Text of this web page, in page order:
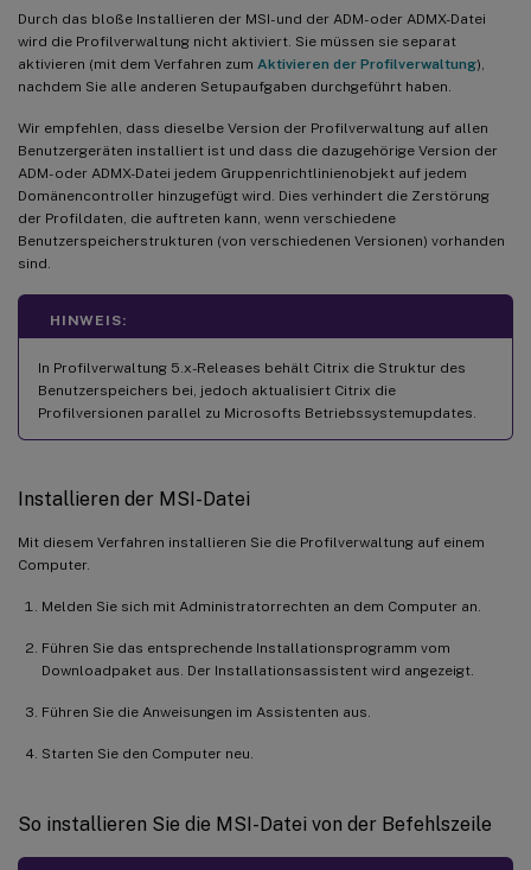
Durch das bloße Installieren der MSI- und der ADM- oder ADMX-Datei
wird die Profilverwaltung nicht aktiviert. Sie müssen sie separat
aktivieren (mit dem Verfahren zum Aktivieren der Profilverwaltung),
nachdem Sie alle anderen Setupaufgaben durchgeführt haben.
Wir empfehlen, dass dieselbe Version der Profilverwaltung auf allen
Benutzergeräten installiert ist und dass die dazugehörige Version der
ADM- oder ADMX-Datei jedem Gruppenrichtlinienobjekt auf jedem
Domänencontroller hinzugefügt wird. Dies verhindert die Zerstörung
der Profildaten, die auftreten kann, wenn verschiedene
Benutzerspeicherstrukturen (von verschiedenen Versionen) vorhanden
sind.
HINWEIS:
In Profilverwaltung 5.x-Releases behält Citrix die Struktur des
Benutzerspeichers bei, jedoch aktualisiert Citrix die
Profilversionen parallel zu Microsofts Betriebssystemupdates.
Installieren der MSI-Datei
Mit diesem Verfahren installieren Sie die Profilverwaltung auf einem
Computer.
Melden Sie sich mit Administratorrechten an dem Computer an.
Führen Sie das entsprechende Installationsprogramm vom
Downloadpaket aus. Der Installationsassistent wird angezeigt.
Führen Sie die Anweisungen im Assistenten aus.
Starten Sie den Computer neu.
So installieren Sie die MSI-Datei von der Befehlszeile